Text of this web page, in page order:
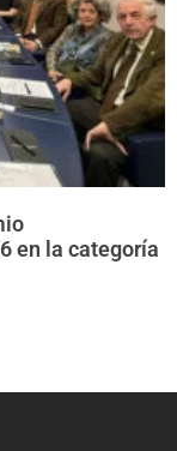
en la categoría